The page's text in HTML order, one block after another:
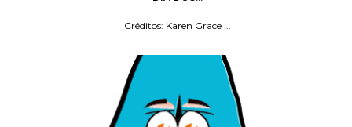
Créditos: Karen Grace ...